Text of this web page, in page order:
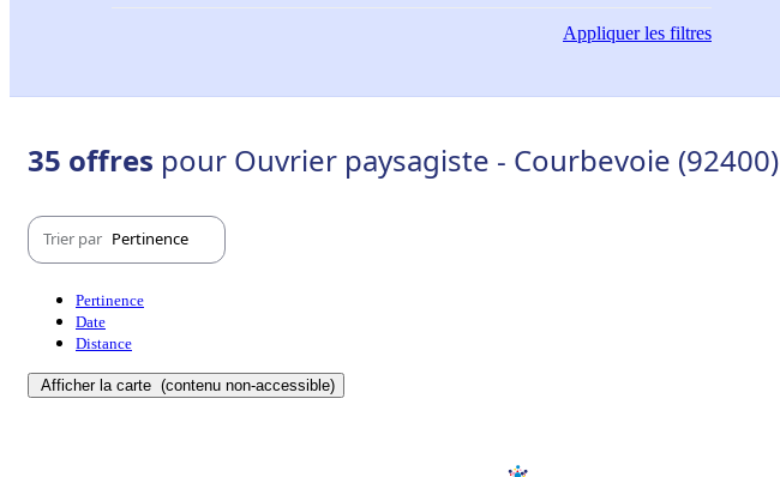
Appliquerles filtres
35 offres pour Ouvrier paysagiste - Courbevoie (92400)
Trier par Pertinence
Pertinence
Date
Distance
Afficher la carte (contenu non-accessible)